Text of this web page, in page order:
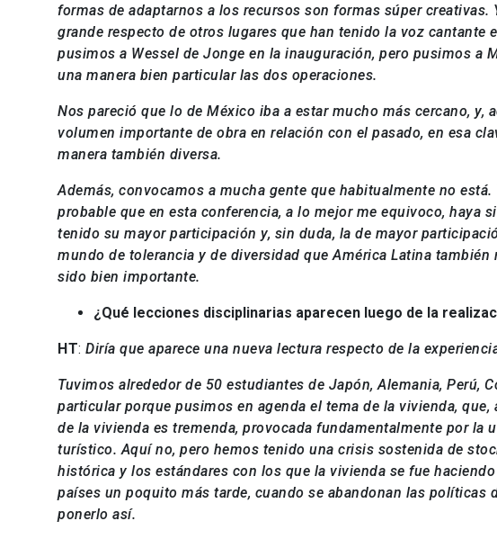
formas de adaptarnos a los recursos son formas súper creativas.
grande respecto de otros lugares que han tenido la voz cantante
pusimos a Wessel de Jonge en la inauguración, pero pusimos a
una manera bien particular las dos operaciones.
Nos pareció que lo de México iba a estar mucho más cercano, y,
volumen importante de obra en relación con el pasado, en esa
manera también diversa.
Además, convocamos a mucha gente que habitualmente no
probable que en esta conferencia, a lo mejor me equivoco, haya
tenido su mayor participación y, sin duda, la de mayor
mundo de tolerancia y de diversidad que América Latina también
sido bien importante.
¿Qué lecciones disciplinarias aparecen luego de la
HT: Diría que aparece una nueva lectura respecto de la
Tuvimos alrededor de 50 estudiantes de Japón, Alemania, Perú,
particular porque pusimos en agenda el tema de la vivienda,
de la vivienda es tremenda, provocada fundamentalmente por la
turístico. Aquí no, pero hemos tenido una crisis sostenida de
histórica y los estándares con los que la vivienda se fue
países un poquito más tarde, cuando se abandonan las políticas
ponerlo así.